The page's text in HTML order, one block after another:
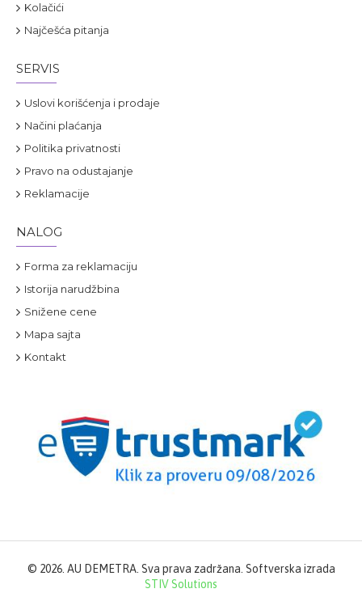
Kolačići
Najčešća pitanja
SERVIS
Uslovi korišćenja i prodaje
Načini plaćanja
Politika privatnosti
Pravo na odustajanje
Reklamacije
NALOG
Forma za reklamaciju
Istorija narudžbina
Snižene cene
Mapa sajta
Kontakt
© 2026. AU DEMETRA. Sva prava zadržana. Softverska izrada
STIV Solutions